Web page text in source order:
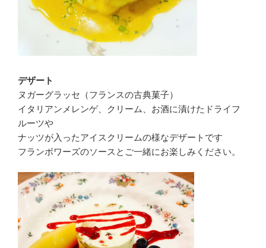
デザート
ヌガーグラッセ（フランスの古典菓子）
イタリアンメレンゲ、クリーム、お酒に漬けたドライフ
ルーツや
ナッツが入ったアイスクリームの様なデザートです
フランボワーズのソースとご一緒にお楽しみください。